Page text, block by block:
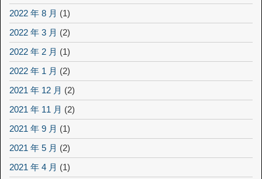
2022 年 8 月 (1)
2022 年 3 月 (2)
2022 年 2 月 (1)
2022 年 1 月 (2)
2021 年 12 月 (2)
2021 年 11 月 (2)
2021 年 9 月 (1)
2021 年 5 月 (2)
2021 年 4 月 (1)